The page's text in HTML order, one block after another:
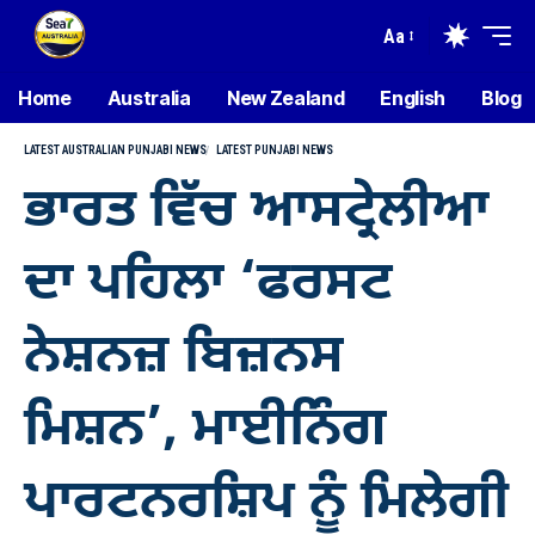
Aa
Home Australia New Zealand English Blog
LATEST AUSTRALIAN PUNJABI NEWS LATEST PUNJABI NEWS
ਭਾਰਤ ਵਿੱਚ ਆਸਟ੍ਰੇਲੀਆ
ਦਾ ਪਹਿਲਾ ‘ਫਰਸਟ
ਨੇਸ਼ਨਜ਼ ਬਿਜ਼ਨਸ
ਮਿਸ਼ਨ’, ਮਾਈਨਿੰਗ
ਪਾਰਟਨਰਸ਼ਿਪ ਨੂੰ ਮਿਲੇਗੀ